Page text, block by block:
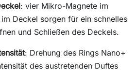
: vier Mikro-Magnete im
Deckel sorgen für ein schnelles
und Schließen des Deckels.
: Drehung des Rings Nano+
des austretenden Duftes